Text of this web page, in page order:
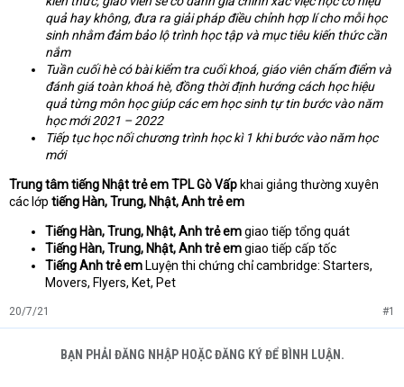
quả hay không, đưa ra giải pháp điều chỉnh hợp lí cho mỗi học
sinh nhằm đảm bảo lộ trình học tập và mục tiêu kiến thức cần
nắm
Tuần cuối hè có bài kiểm tra cuối khoá, giáo viên chấm điểm và
đánh giá toàn khoá hè, đồng thời định hướng cách học hiệu
quả từng môn học giúp các em học sinh tự tin bước vào năm
học mới 2021 – 2022
Tiếp tục học nối chương trình học kì 1 khi bước vào năm học
mới
Trung tâm tiếng Nhật trẻ em TPL Gò Vấp khai giảng thường xuyên
các lớp tiếng Hàn, Trung, Nhật, Anh trẻ em
Tiếng Hàn, Trung, Nhật, Anhtrẻ emgiao tiếp tổng quát
Tiếng Hàn, Trung, Nhật, Anhtrẻ emgiao tiếp cấp tốc
Tiếng Anh trẻ em Luyện thi chứng chỉ cambridge: Starters,
Movers, Flyers, Ket, Pet
20/7/21 #1
BẠN PHẢI ĐĂNG NHẬP HOẶC ĐĂNG KÝ ĐỂ BÌNH LUẬN.